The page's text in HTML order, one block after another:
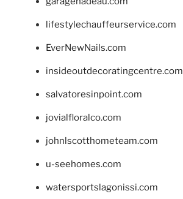
lifestylechauffeurservice.com
EverNewNails.com
insideoutdecoratingcentre.com
salvatoresinpoint.com
jovialfloralco.com
johnlscotthometeam.com
u-seehomes.com
watersportslagonissi.com